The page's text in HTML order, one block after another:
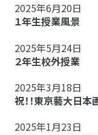
2025年6月20日
１年生授業風景
2025年5月24日
２年生校外授業
2025年3月18日
祝！！東京藝大日本
2025年1月23日